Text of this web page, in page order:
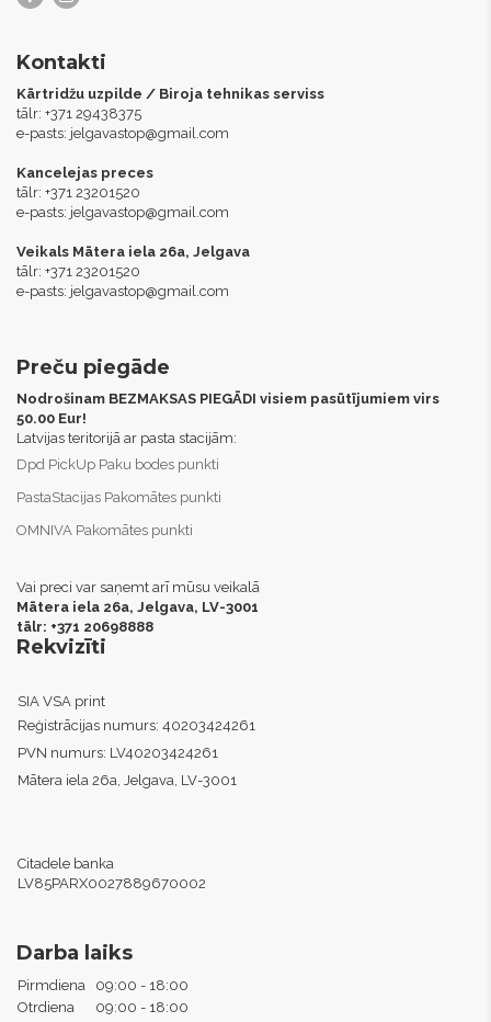
Kontakti
Kārtridžu uzpilde / Biroja tehnikas serviss
tālr: +371 29438375
e-pasts: jelgavastop@gmail.com
Kancelejas preces
tālr: +371 23201520
e-pasts: jelgavastop@gmail.com
Veikals Mātera iela 26a, Jelgava
tālr: +371 23201520
e-pasts: jelgavastop@gmail.com
Preču piegāde
Nodrošinam BEZMAKSAS PIEGĀDI visiem pasūtījumiem virs
50.00 Eur!
Latvijas teritorijā ar pasta stacijām:
Dpd PickUp Paku bodes punkti
PastaStacijas Pakomātes punkti
OMNIVA Pakomātes punkti
Vai preci var saņemt arī mūsu veikalā
Mātera iela 26a, Jelgava, LV-3001
tālr: +371 20698888
Rekvizīti
SIA VSA print
Reģistrācijas numurs: 40203424261
PVN numurs: LV40203424261
Mātera iela 26a, Jelgava, LV-3001
Citadele banka
LV85PARX0027889670002
Darba laiks
Pirmdiena
09:00 - 18:00
Otrdiena
09:00 - 18:00